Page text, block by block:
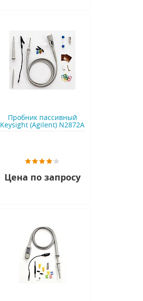
Пробник пассивный
Keysight (Agilent) N2872A
Цена по запросу